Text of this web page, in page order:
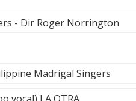
- Dir Roger Norrington
Madrigal Singers
vocal) LA OTRA